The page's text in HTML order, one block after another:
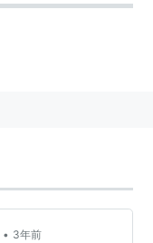
• 3年前